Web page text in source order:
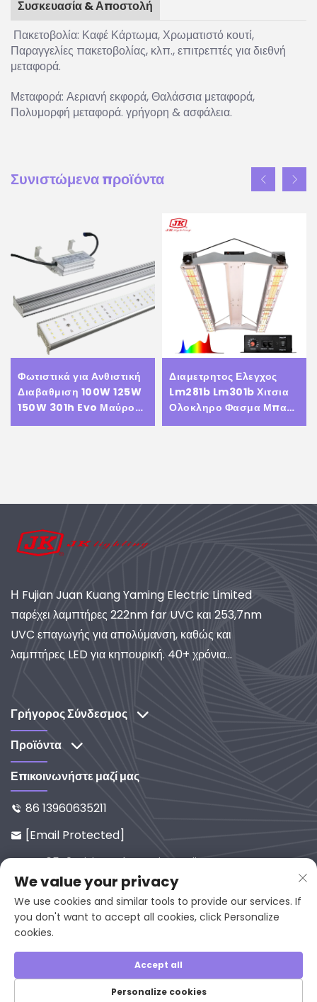
Συσκευασία & Αποστολή
Πακετοβολία: Καφέ Κάρτωμα, Χρωματιστό κουτί,
Παραγγελίες πακετοβολίας, κλπ., επιτρεπτές για διεθνή
μεταφορά.
Μεταφορά: Αεριανή εκφορά, Θαλάσσια μεταφορά,
Πολυμορφή μεταφορά. γρήγορη & ασφάλεια.
Συνιστώμενα προϊόντα
Φωτιστικά για Ανθιστική
Διαβαθμιση 100W 125W
150W 301h Evo Μαύρο
Πλήρες Φάσμα Led
Διαμετρητος Ελεγχος
Lm281b Lm301b Χιτσια
Ολοκληρο Φασμα Μπαρ
Φυτινο Συστημα Φαση
Η Fujian Juan Kuang Yaming Electric Limited
παρέχει λαμπτήρες 222nm far UVC και 253,7nm
UVC επαγωγής για απολύμανση, καθώς και
λαμπτήρες LED για κηπουρική. 40+ χρόνια
και καθαρισμού. Ανακαλύψτε τις λύσεις μας με
έμφαση στην έρευνα και ανάπτυξη.
Γρήγορος Σύνδεσμος
Προϊόντα
Επικοινωνήστε μαζί μας
 86 13960635211
 [email Protected]
No. 65-9, Xixi Road, Yanping, Fuji
An, 353001, China
Πνευματικά δικαιώματα © 2025 από τη Fujian Juan
Kuang Yaming Electric Limited, Με την επιφύλαξη
πάσης δικαιώματος.
We value your privacy
We use cookies and similar tools to provide our services. If
you don't want to accept all cookies, click Personalize
cookies.
Personalize cookies
Accept all